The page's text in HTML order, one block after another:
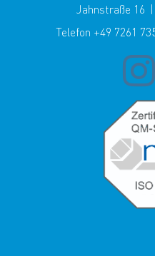
Jahnstraße 16
Telefon +49 7261